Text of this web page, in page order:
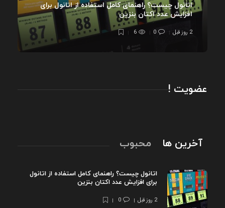
اتانول چیست؟ راهنمای کامل استفاده از اتانول برای
افزایش عدد اکتان بنزین
2 روز قبل 0
6
عضویت !
آخرین ها محبوب
اتانول چیست؟ راهنمای کامل استفاده از اتانول
برای افزایش عدد اکتان بنزین
2 روز قبل 0